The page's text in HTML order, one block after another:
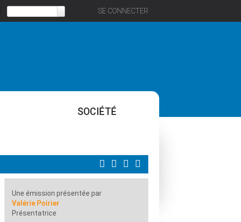
SE CONNECTER
SOCIÉTÉ
Une émission présentée par
Valérie Poirier
Présentatrice